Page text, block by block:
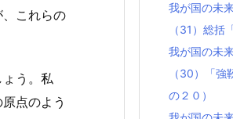
これらの
う。私
点のよう
我が国の未
（31）総括
我が国の未
（30）「
の２０）